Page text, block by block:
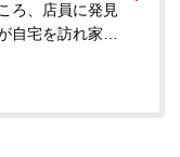
ろ、店員に発見
自宅を訪れ家宅
が2回あり、今回